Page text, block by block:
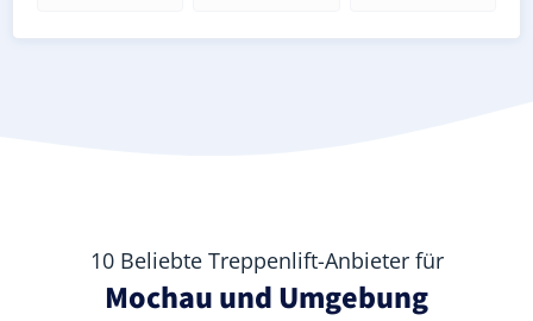
10 Beliebte Treppenlift-Anbieter für
Mochau und Umgebung